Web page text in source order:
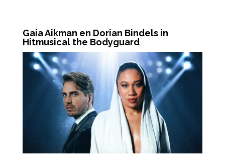
Gaia Aikman en Dorian Bindels in
Hitmusical the Bodyguard